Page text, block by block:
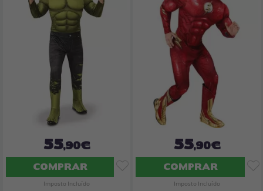
55,90€
COMPRAR
Imposto Incluído
55,90€
COMPRAR
Imposto Incluído